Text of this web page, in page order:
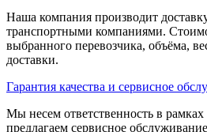
Наша компания производит
транспортными компаниями.
выбранного перевозчика, объёма,
доставки.
Гарантия качества и сервисное
Мы несем ответственность в рамках
предлагаем сервисное